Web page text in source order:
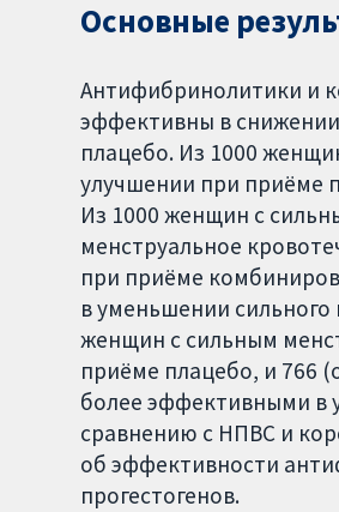
Основные
Антифибринолитики и
эффективны в
плацебо. Из 1000
улучшении при приёме
Из 1000 женщин с
менструальное
при приёме
в уменьшении
женщин с сильным
приёме плацебо, и 766
более эффективными в
сравнению с НПВС и
об эффективности
прогестогенов.